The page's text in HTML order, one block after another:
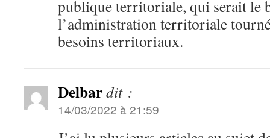
publique territoriale, qui serait le
l’administration territoriale
besoins territoriaux.
Delbardit :
14/03/2022 à 21:59